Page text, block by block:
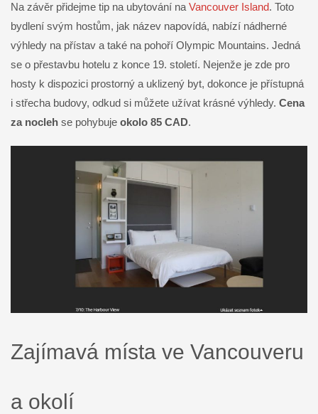
Na závěr přidejme tip na ubytování na Vancouver Island. Toto
bydlení svým hostům, jak název napovídá, nabízí nádherné
výhledy na přístav a také na pohoří Olympic Mountains. Jedná
se o přestavbu hotelu z konce 19. století. Nejenže je zde pro
hosty k dispozici prostorný a uklizený byt, dokonce je přístupná
i střecha budovy, odkud si můžete užívat krásné výhledy. Cena
za nocleh se pohybuje okolo 85 CAD.
Zajímavá místa ve Vancouveru
a okolí